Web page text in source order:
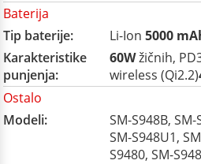
Baterija
Tip baterije:
Li-Ion 5000
Karakteristike
punjenja:
60Wžičnih,
wireless (Qi2.2)
Ostalo
Modeli:
SM-S948B,
SM-S948U1,
S9480, SM-